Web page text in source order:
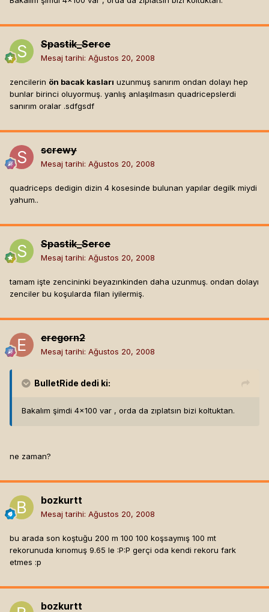
Spastik_Serce
Mesaj tarihi: Ağustos 20, 2008
zencilerin ön bacak kasları uzunmuş sanırım ondan dolayı hep
bunlar birinci oluyormuş. yanlış anlaşılmasın quadricepslerdi
sanırım oralar .sdfgsdf
screwy
Mesaj tarihi: Ağustos 20, 2008
quadriceps dedigin dizin 4 kosesinde bulunan yapılar degilk miydi
yahum..
Spastik_Serce
Mesaj tarihi: Ağustos 20, 2008
tamam işte zencininki beyazınkinden daha uzunmuş. ondan dolayı
zenciler bu koşularda filan iyilermiş.
eregorn2
Mesaj tarihi: Ağustos 20, 2008
BulletRide dedi ki:
Bakalım şimdi 4x100 var , orda da zıplatsın bizi koltuktan.
ne zaman?
bozkurtt
Mesaj tarihi: Ağustos 20, 2008
bu arada son koştuğu 200 m 100 100 koşsaymış 100 mt
rekorunuda kırıomuş 9.65 le :P:P gerçi oda kendi rekoru fark
etmes :p
bozkurtt